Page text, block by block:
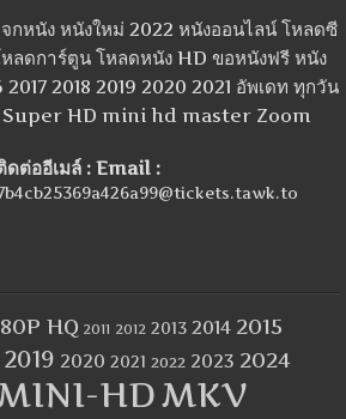
กหนัง หนังใหม่ 2022 หนังออนไลน์ โหลดซี
ลดการ์ตูน โหลดหนัง HD ขอหนังฟรี หนัง
2017 2018 2019 2020 2021 อัพเดท ทุกวัน
Super HD mini hd master Zoom
ดต่ออีเมล์ : Email :
HQ 2011 2012 2013 2014 2015
2019 2020 2021 2022 2023 2024
HDMKV